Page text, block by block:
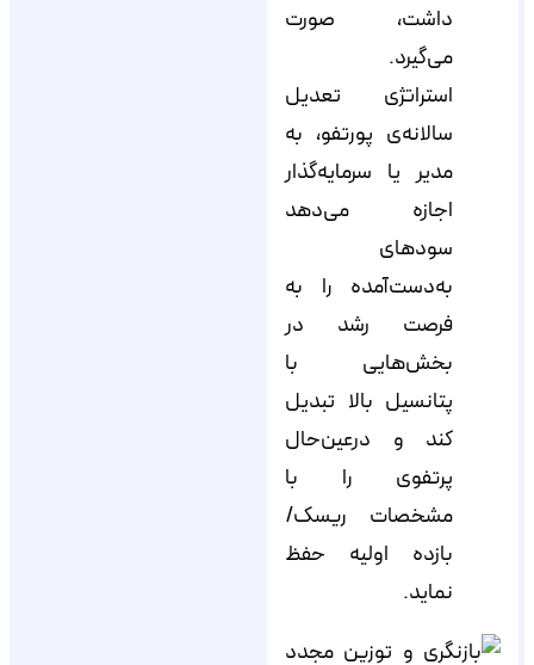
داشت، صورت
می‌گیرد.
استراتژی تعدیل
سالانه‌ی پورتفو، به
مدیر یا سرمایه‌گذار
اجازه می‌دهد
سودهای
به‌دست‌آمده را به
فرصت رشد در
بخش‌هایی با
پتانسیل بالا تبدیل
کند و درعین‌حال
پرتفوی را با
مشخصات ریسک/
بازده اولیه حفظ
نماید.